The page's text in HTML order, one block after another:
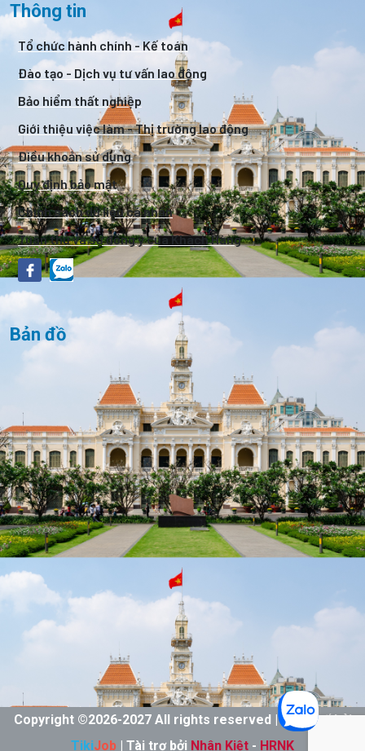
Thông tin
Tổ chức hành chính - Kế toán
Đào tạo - Dịch vụ tư vấn lao động
Bảo hiểm thất nghiệp
Giới thiệu việc làm - Thị trường lao động
Điều khoản sử dụng
Quy định bảo mật
Chính sách dữ liệu cá nhân
Tuân thủ và sự đồng ý của Khách Hàng
Bản đồ
Copyright ©2026-2027 All rights reserved | Thiết kế bởi
TikiJob | Tài trợ bởi Nhân Kiệt - HRNK